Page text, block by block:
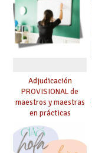
Adjudicación
PROVISIONAL de
maestros y maestras
en prácticas